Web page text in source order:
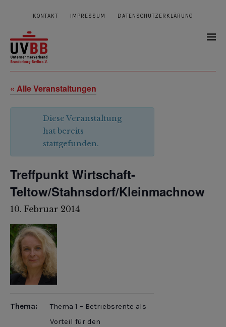
KONTAKT IMPRESSUM DATENSCHUTZERKLÄRUNG
« Alle Veranstaltungen
Diese Veranstaltung
hat bereits
stattgefunden.
Treffpunkt Wirtschaft-
Teltow/Stahnsdorf/Kleinmachnow
10. Februar 2014
Thema:
Thema 1 – Betriebsrente als
Vorteil für den